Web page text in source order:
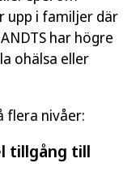
upp i familjer där
har högre
ohälsa eller
flera nivåer:
tillgång till